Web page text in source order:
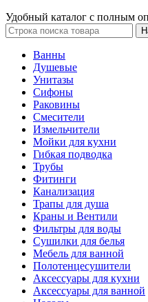
Удобный каталог с полным
Ванны
Душевые
Унитазы
Сифоны
Раковины
Смесители
Измельчители
Мойки для кухни
Гибкая подводка
Трубы
Фитинги
Канализация
Трапы для душа
Краны и Вентили
Фильтры для воды
Сушилки для белья
Мебель для ванной
Полотенцесушители
Аксессуары для кухни
Аксессуары для ванной